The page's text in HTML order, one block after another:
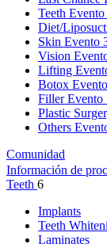
Teeth
Diet/
Skin Evento
Vision
Lifting
Botox
FillerEvento
Plastic
Others
Comunidad
Información de
Teeth 6
Implants
Teeth
Laminates